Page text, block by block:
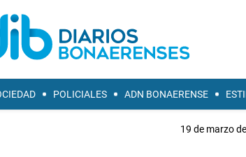
POLICIALES ADN BONAERENSE
19 de marzo